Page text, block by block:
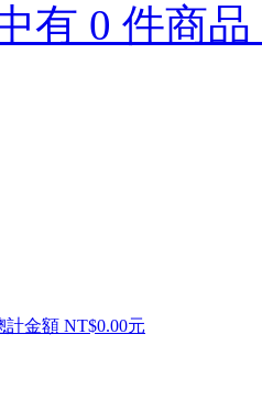
有 0 件商
金額 NT$0.00元